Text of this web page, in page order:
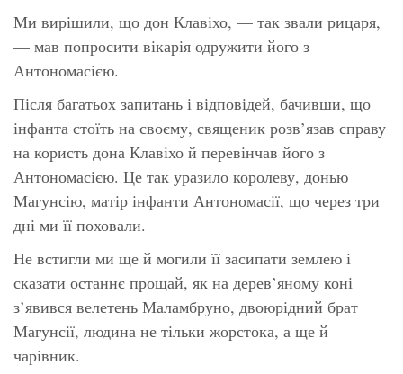
Ми вирішили, що дон Клавіхо, — так звали рицаря,
— мав попросити вікарія одружити його з
Антономасією.
Після багатьох запитань і відповідей, бачивши, що
інфанта стоїть на своєму, священик розв’язав справу
на користь дона Клавіхо й перевінчав його з
Антономасією. Це так уразило королеву, донью
Магунсію, матір інфанти Антономасії, що через три
дні ми її поховали.
Не встигли ми ще й могили її засипати землею і
сказати останнє прощай, як на дерев’яному коні
з’явився велетень Маламбруно, двоюрідний брат
Магунсії, людина не тільки жорстока, а ще й
чарівник.